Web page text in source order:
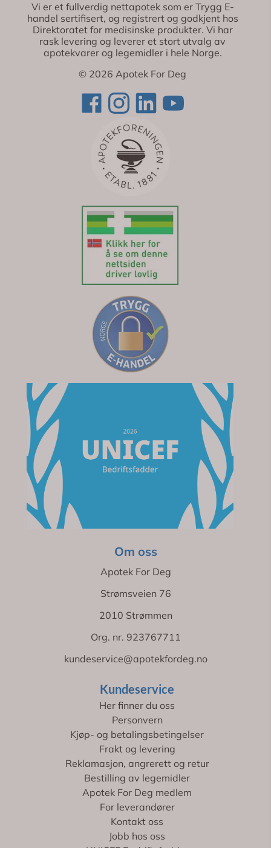
Vi er et fullverdig nettapotek som er Trygg E-
handel sertifisert, og registrert og godkjent hos
Direktoratet for medisinske produkter. Vi har
rask levering og leverer et stort utvalg av
apotekvarer og legemidler i hele Norge.
© 2026 Apotek For Deg
Om oss
Apotek For Deg
Strømsveien 76
2010 Strømmen
Org. nr. 923767711
kundeservice@apotekfordeg.no
Kundeservice
Her finner du oss
Personvern
Kjøp- og betalingsbetingelser
Frakt og levering
Reklamasjon, angrerett og retur
Bestilling av legemidler
Apotek For Deg medlem
For leverandører
Kontakt oss
Jobb hos oss